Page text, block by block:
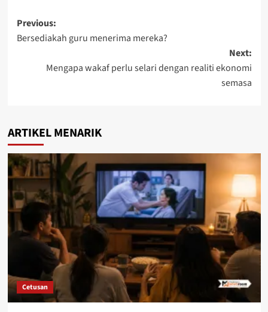
Previous:
Bersediakah guru menerima mereka?
Next:
Mengapa wakaf perlu selari dengan realiti ekonomi
semasa
ARTIKEL MENARIK
Cetusan